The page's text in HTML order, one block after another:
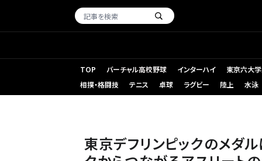
TOP バーチャル高校野球 インターハイ
東京六大
相撲・格闘技
テニス 卓球 ラグビー 陸上 水泳
東京デフリンピックのメダル